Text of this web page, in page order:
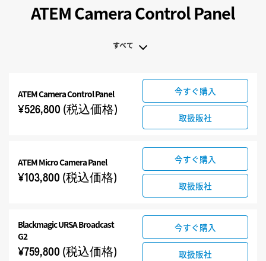
ATEM Camera Control Panel
すべて
ATEM Camera Control Panel
関連製品
ATEM Camera Control Panel
¥526,800 (税込価格)
今すぐ購入
取扱販社
ATEM Micro Camera Panel
¥103,800 (税込価格)
今すぐ購入
取扱販社
Blackmagic URSA Broadcast
G2
¥759,800 (税込価格)
今すぐ購入
取扱販社